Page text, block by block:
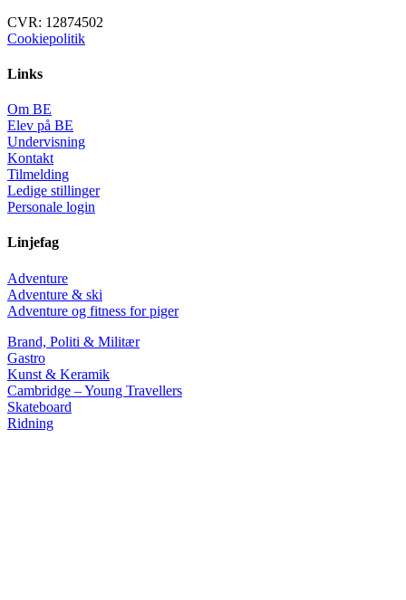
CVR: 12874502
Cookiepolitik
Links
Om BE
Elev på BE
Undervisning
Kontakt
Tilmelding
Ledige stillinger
Personale login
Linjefag
Adventure
Adventure & ski
Adventure og fitness for piger
Brand, Politi & Militær
Gastro
Kunst & Keramik
Cambridge – Young Travellers
Skateboard
Ridning